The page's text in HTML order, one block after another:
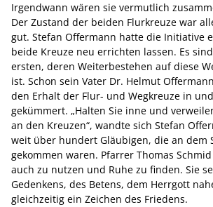
Irgendwann wären sie vermutlich
Der Zustand der beiden Flurkreuze war
gut. Stefan Offermann hatte die Initiative
beide Kreuze neu errichten lassen. Es
ersten, deren Weiterbestehen auf diese
ist. Schon sein Vater Dr. Helmut
den Erhalt der Flur- und Wegkreuze in
gekümmert. „Halten Sie inne und
an den Kreuzen“, wandte sich Stefan
weit über hundert Gläubigen, die an dem
gekommen waren. Pfarrer Thomas
auch zu nutzen und Ruhe zu finden. Sie
Gedenkens, des Betens, dem Herrgott
gleichzeitig ein Zeichen des Friedens.